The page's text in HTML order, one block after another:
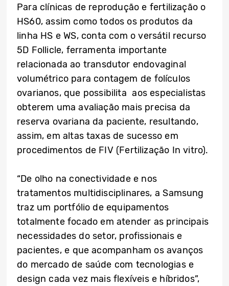
Para clínicas de reprodução e fertilização o
HS60, assim como todos os produtos da
linha HS e WS, conta com o versátil recurso
5D Follicle, ferramenta importante
relacionada ao transdutor endovaginal
volumétrico para contagem de folículos
ovarianos, que possibilita aos especialistas
obterem uma avaliação mais precisa da
reserva ovariana da paciente, resultando,
assim, em altas taxas de sucesso em
procedimentos de FIV (Fertilização In vitro).
“De olho na conectividade e nos
tratamentos multidisciplinares, a Samsung
traz um portfólio de equipamentos
totalmente focado em atender as principais
necessidades do setor, profissionais e
pacientes, e que acompanham os avanços
do mercado de saúde com tecnologias e
design cada vez mais flexíveis e híbridos”,